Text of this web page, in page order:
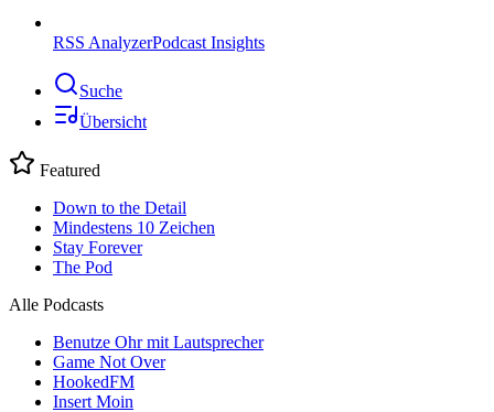
RSS AnalyzerPodcast Insights
Suche
Übersicht
Featured
Down to the Detail
Mindestens 10 Zeichen
Stay Forever
The Pod
Alle Podcasts
Benutze Ohr mit Lautsprecher
Game Not Over
HookedFM
Insert Moin